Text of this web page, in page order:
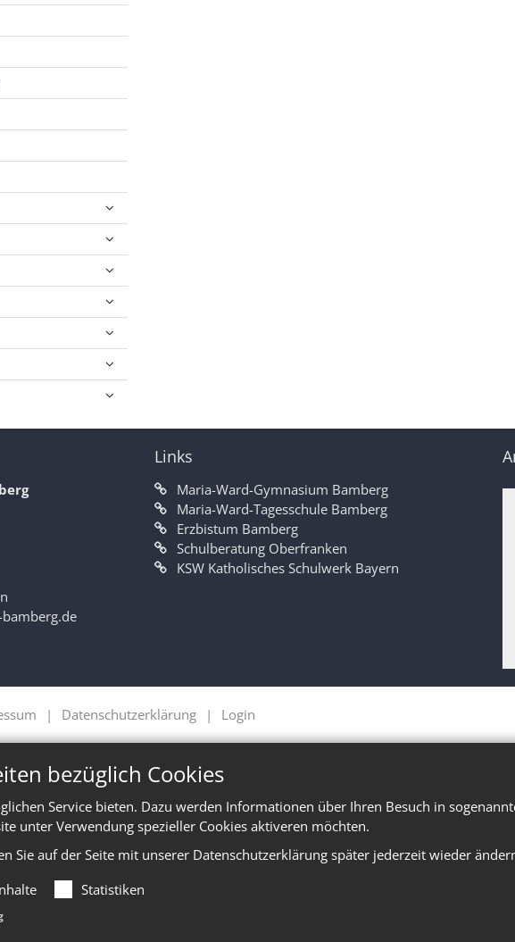
bezüglich Cookies
Service bieten. Dazu werden Informationen über Ihren Besuch in
unter Verwendung spezieller Cookies aktiveren möchten.
Sie auf der Seite mit unserer Datenschutzerklärung später jederzeit wieder
Statistiken
Links
Maria-Ward-Gymnasium Bamberg
Maria-Ward-Tagesschule Bamberg
Erzbistum Bamberg
Schulberatung Oberfranken
KSW Katholisches Schulwerk Bayern
Datenschutzerklärung Login